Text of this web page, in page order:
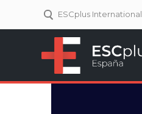
ESCplus International